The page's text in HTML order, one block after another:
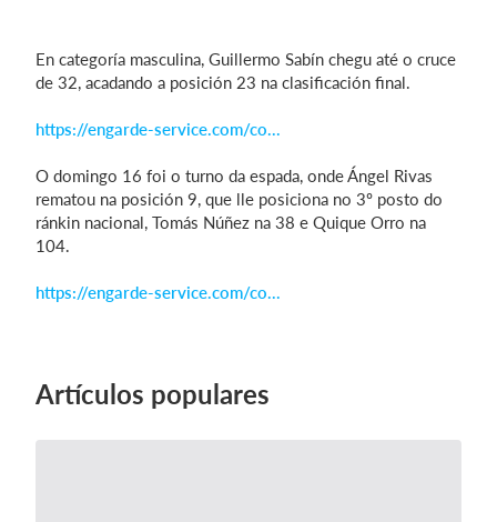
En categoría masculina, Guillermo Sabín chegu até o cruce
de 32, acadando a posición 23 na clasificación final.
https://engarde-service.com/co...
O domingo 16 foi o turno da espada, onde Ángel Rivas
rematou na posición 9, que lle posiciona no 3º posto do
ránkin nacional, Tomás Núñez na 38 e Quique Orro na
104.
https://engarde-service.com/co...
Artículos populares